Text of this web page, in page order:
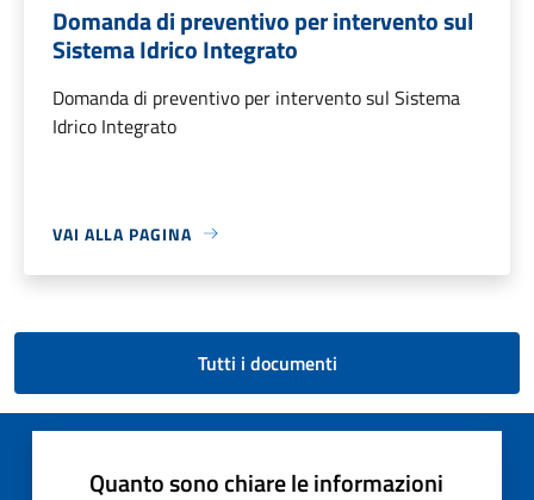
Domanda di preventivo per intervento sul
Sistema Idrico Integrato
Domanda di preventivo per intervento sul Sistema
Idrico Integrato
VAI ALLA PAGINA
Tutti i documenti
Quanto sono chiare le informazioni